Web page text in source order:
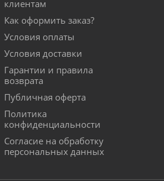
клиентам
Как оформить заказ?
Условия оплаты
Условия доставки
Гарантии и правила
возврата
Публичная оферта
Политика
конфиденциальности
Согласие на обработку
персональных данных